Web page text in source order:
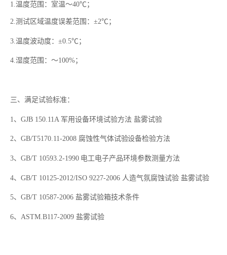
1.温度范围：室温～40℃；
2.测试区域温度误差范围：±2℃；
3.温度波动度：±0.5℃；
4.湿度范围：～100%；
三、满足试验标准：
1、 GJB 150.11A 军用设备环境试验方法 盐雾试验
2、GB/T5170.11-2008 腐蚀性气体试验设备检验方法
3、 GB/T 10593.2-1990电工电子产品环境参数测量方法
4、 GB/T 10125-2012/ISO 9227-2006 人造气氛腐蚀试验 盐雾试验
5、 GB/T 10587-2006 盐雾试验箱技术条件
6、ASTM.B117-2009 盐雾试验